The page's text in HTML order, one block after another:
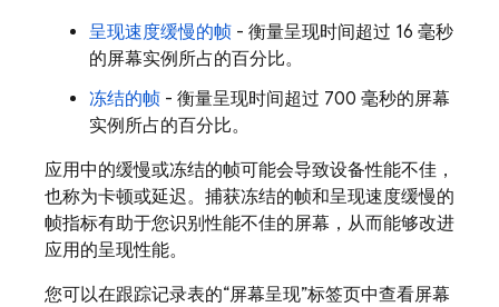
呈现速度缓慢的帧 - 衡量呈现时间超过 16 毫秒
的屏幕实例所占的百分比。
冻结的帧 - 衡量呈现时间超过 700 毫秒的屏幕
实例所占的百分比。
应用中的缓慢或冻结的帧可能会导致设备性能不佳，
也称为卡顿或延迟。捕获冻结的帧和呈现速度缓慢的
帧指标有助于您识别性能不佳的屏幕，从而能够改进
应用的呈现性能。
您可以在跟踪记录表的“屏幕呈现”标签页中查看屏幕